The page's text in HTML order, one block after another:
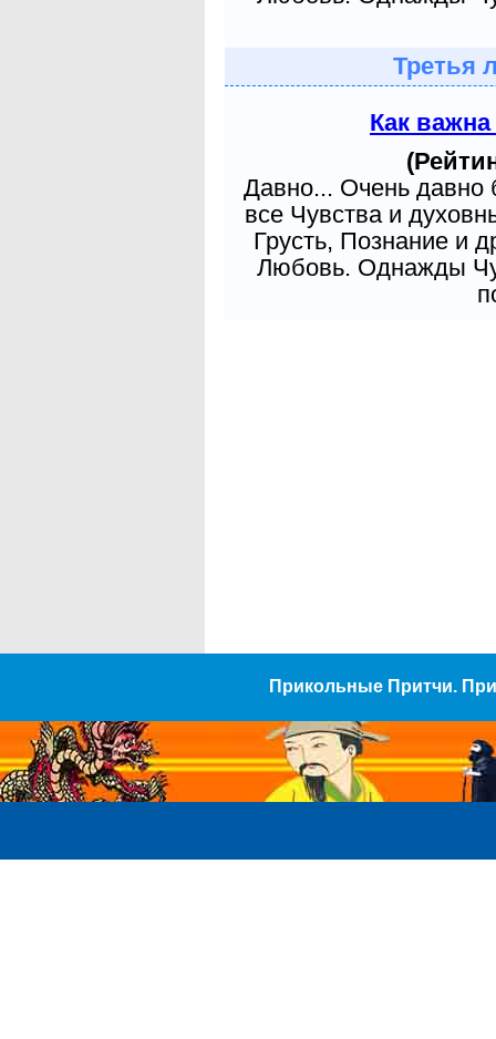
Третья
Как
Давно... Очень давно
все Чувства и
Грусть, Познание и
Любовь. Однажды
Прикольные Притчи.